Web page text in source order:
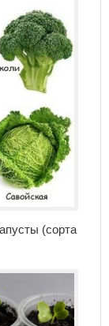
(сорта